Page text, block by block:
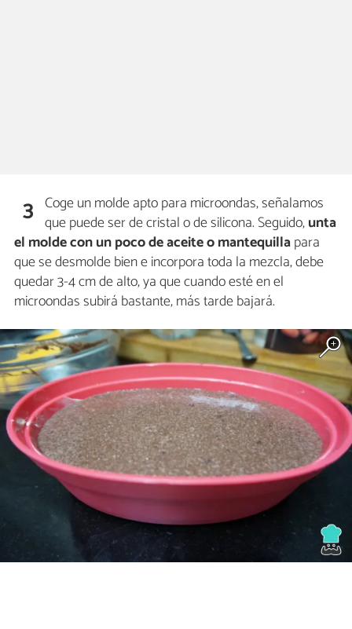
3 Coge un molde apto para microondas, señalamos
que puede ser de cristal o de silicona. Seguido,unta
el molde con un poco de aceite o mantequillapara
que se desmolde bien e incorpora toda la mezcla, debe
quedar 3-4 cm de alto, ya que cuando esté en el
microondas subirá bastante, más tarde bajará.